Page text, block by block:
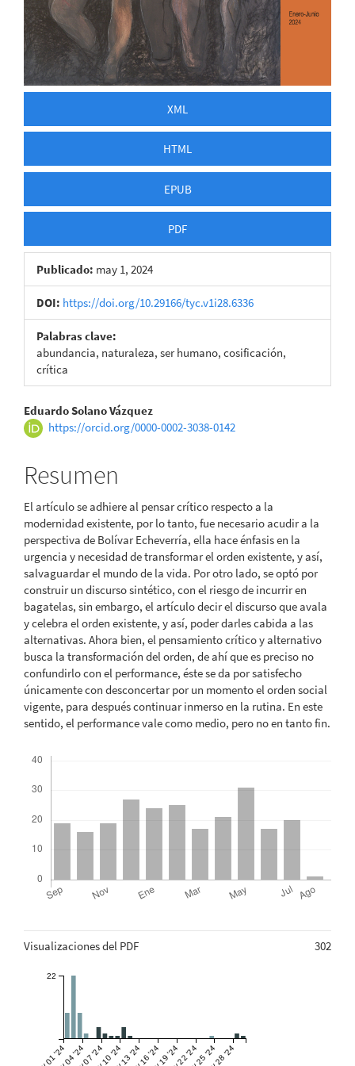
XML
HTML
EPUB
PDF
Publicado: may 1, 2024
DOI: https://doi.org/10.29166/tyc.v1i28.6336
Palabras clave:
abundancia, naturaleza, ser humano, cosificación,
crítica
Contenido
principal
del
artículo
Eduardo Solano Vázquez
https://orcid.org/0000-0002-3038-0142
Resumen
El artículo se adhiere al pensar crítico respecto a la
modernidad existente, por lo tanto, fue necesario acudir a la
perspectiva de Bolívar Echeverría, ella hace énfasis en la
urgencia y necesidad de transformar el orden existente, y así,
salvaguardar el mundo de la vida. Por otro lado, se optó por
construir un discurso sintético, con el riesgo de incurrir en
bagatelas, sin embargo, el artículo decir el discurso que avala
y celebra el orden existente, y así, poder darles cabida a las
alternativas. Ahora bien, el pensamiento crítico y alternativo
busca la transformación del orden, de ahí que es preciso no
confundirlo con el performance, éste se da por satisfecho
únicamente con desconcertar por un momento el orden social
vigente, para después continuar inmerso en la rutina. En este
sentido, el performance vale como medio, pero no en tanto fin.
Visualizaciones del PDF 302
22